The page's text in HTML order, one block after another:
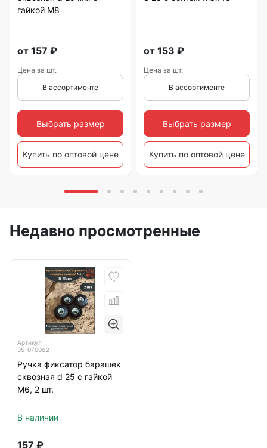
гайкой М8
от 157 ₽
Цена за шт.
В ассортименте
Выбрать размер
Купить по оптовой цене
от 153 ₽
Цена за шт.
В ассортименте
Выбрать размер
Купить по оптовой цене
Недавно просмотренные
Артикул
35-0700ф2
Ручка фиксатор барашек
сквозная d 25 с гайкой
М6, 2 шт.
В наличии
157 ₽